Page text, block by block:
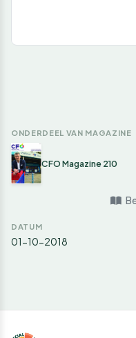
ONDERDEEL VAN MAGAZINE
CFO Magazine 210
DATUM
01-10-2018